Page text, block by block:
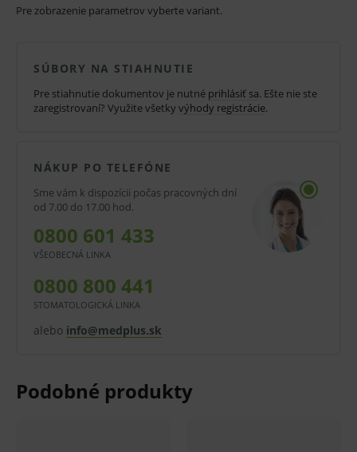
Svetlom tuhnúci, rtgkontrastný zatekavý
Indikácie: Výplne I. a V. triedy, podložkový
materiál, vyblokovanie podsekrín, pečatenie
fisúr, atď.
B2, C2, D2, W – biely, XW – extra biely.
Nová ergonomická striekačka pre väčšie
pohodlie a jednoduchšiu aplikáciu.
Materiál je bez bubliniek a samovoľne
Piest indikuje zvyškové množstvo materiálu v
2 * 2 g striekačka Filtek Supreme.
Pre zobrazenie parametrov vyberte variant.
SÚBORY NA STIAHNUTIE
Pre stiahnutie dokumentov je nutné prihlásiť sa. Ešte nie ste
zaregistrovaní? Využite všetky výhody registrácie.
NÁKUP PO TELEFÓNE
Sme vám k dispozícii počas pracovných dní
od 7.00 do 17.00 hod.
0800 601 433
VŠEOBECNÁ LINKA
0800 800 441
STOMATOLOGICKÁ LINKA
alebo info@medplus.sk